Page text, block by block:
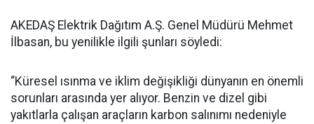
AKEDAŞ Elektrik Dağıtım A.Ş. Genel Müdürü Mehmet
İlbasan, bu yenilikle ilgili şunları söyledi:
“Küresel ısınma ve iklim değişikliği dünyanın en önemli
sorunları arasında yer alıyor. Benzin ve dizel gibi
yakıtlarla çalışan araçların karbon salınımı nedeniyle